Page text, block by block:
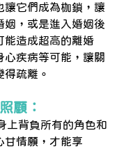
讓它們成為枷鎖，讓
姻，或是進入婚姻後
能造成超高的離婚
心疾病等可能，讓關
得疏離。
顧：
上背負所有的角色和
甘情願，才能享